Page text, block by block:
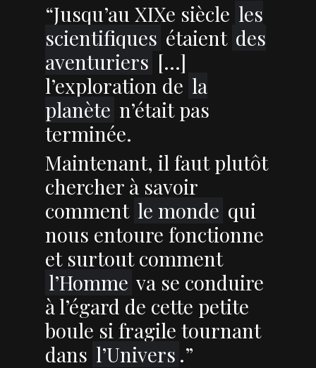
“Jusqu’au XIXe siècle les
scientifiques étaient des
aventuriers […]
l’exploration de la
planète n’était pas
terminée.
Maintenant, il faut plutôt
chercher à savoir
comment le monde qui
nous entoure fonctionne
et surtout comment
l’Homme va se conduire
à l’égard de cette petite
boule si fragile tournant
dans l’Univers .”